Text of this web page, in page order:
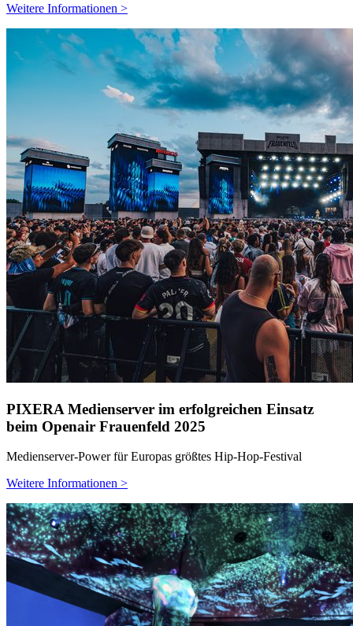
Weitere Informationen >
PIXERA Medienserver im erfolgreichen Einsatz
beim Openair Frauenfeld 2025
Medienserver‑Power für Europas größtes Hip‑Hop‑Festival
Weitere Informationen >